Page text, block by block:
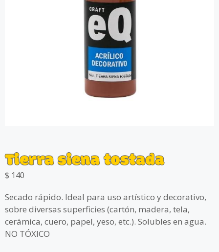
Tierra siena tostada
$ 140
Secado rápido. Ideal para uso artístico y decorativo,
sobre diversas superficies (cartón, madera, tela,
cerámica, cuero, papel, yeso, etc.). Solubles en agua.
NO TÓXICO